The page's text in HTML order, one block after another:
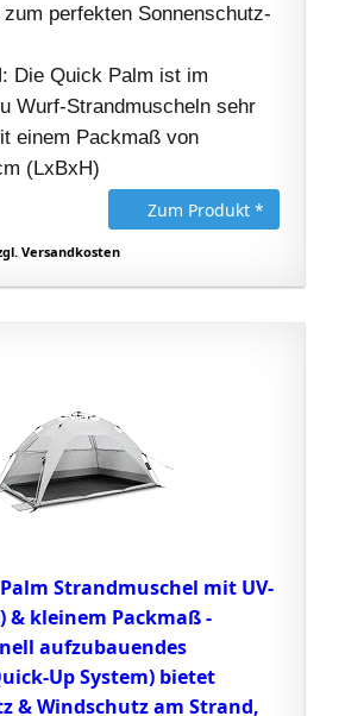
perfekten Sonnenschutz-
Die Quick Palm ist im
Wurf-Strandmuscheln sehr
einem Packmaß von
(LxBxH)
Zum Produkt *
Versandkosten
Strandmuschel mit UV-
& kleinem Packmaß -
aufzubauendes
Up System) bietet
& Windschutz am Strand,